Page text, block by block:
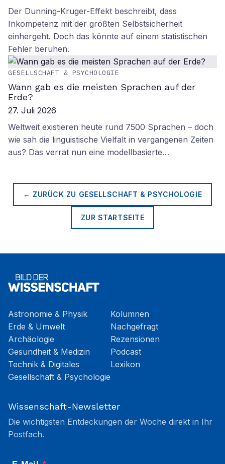
Der Dunning-Kruger-Effekt beschreibt, dass
Inkompetenz mit der größten Selbstsicherheit
einhergeht. Doch das könnte auf einem statistischen
Fehler beruhen.
GESELLSCHAFT & PSYCHOLOGIE
Wann gab es die meisten Sprachen auf der
Erde?
27. Juli 2026
Weltweit existieren heute rund 7500 Sprachen – doch
wie sah die linguistische Vielfalt in vergangenen Zeiten
aus? Das verrät nun eine modellbasierte…
← ZURÜCK ZU GESELLSCHAFT & PSYCHOLOGIE
ZUR STARTSEITE
Astronomie & Physik
Erde & Umwelt
Archäologie
Gesundheit & Medizin
Technik & Digitales
Gesellschaft & Psychologie
Kolumnen
Nachgefragt
Rezensionen
Podcast
Lexikon
Wissenschaft-Newsletter
Die wichtigsten Entdeckungen der Woche direkt in Ihr
Postfach.